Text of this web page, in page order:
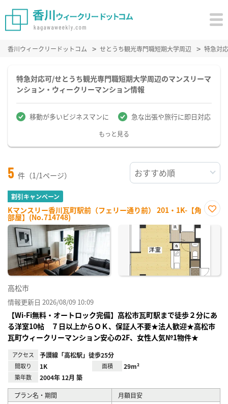
香川ウィークリードットコム せとうち観光専門職短期大学周辺 特急対
特急対応可/せとうち観光専門職短期大学周辺のマンスリーマ
ンション・ウィークリーマンション情報
移動が多いビジネスマンに 急な出張や旅行に即日対応
もっと見る
5 件（1/1ページ）
割引キャンペーン
Kマンスリー香川瓦町駅前（フェリー通り前） 201・1K-【角
部屋】(No.714748)
に入
高松市
情報更新日 2026/08/09 10:09
【Wi-Fi無料・オートロック完備】高松市瓦町駅まで徒歩２分にあ
る洋室10帖 ７日以上からＯＫ、保証人不要★法人歓迎★高松市
瓦町ウィークリーマンション安心の2F、女性人気№1物件★
アクセス 予讃線「高松駅」徒歩25分
間取り 1K 面積 29m²
築年数 2004年 12月 築
プラン名・期間 月額目安